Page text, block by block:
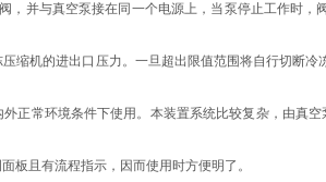
并与真空泵接在同一个电源上，当泵停止工作时，
缩机的进出口压力。一旦超出限值范围将自行切断
正常环境条件下使用。本装置系统比较复杂，由真
板且有流程指示，因而使用时方便明了。